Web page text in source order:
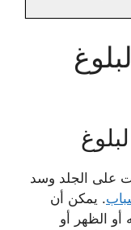
على الجلد وسد
. يمكن أن
الظهر أو